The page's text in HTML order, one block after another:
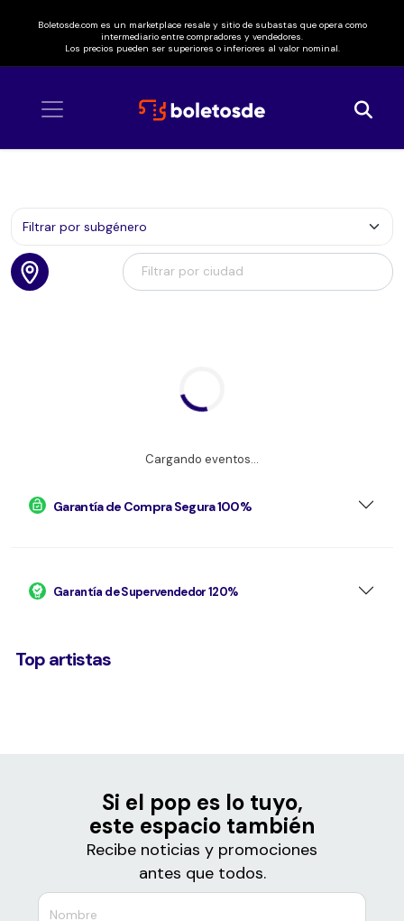
Boletosde.com es un marketplace resale y sitio de subastas que opera como
intermediario entre compradores y vendedores.
Los precios pueden ser superiores o inferiores al valor nominal.
Cargando eventos...
Garantía de Compra Segura 100%
Garantía de Supervendedor 120%
Top artistas
Si el pop es lo tuyo,
este espacio también
Recibe noticias y promociones
antes que todos.